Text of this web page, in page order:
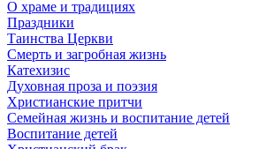
О храме и традициях
Праздники
Таинства Церкви
Смерть и загробная жизнь
Катехизис
Духовная проза и поэзия
Христианские притчи
Семейная жизнь и воспитание детей
Воспитание детей